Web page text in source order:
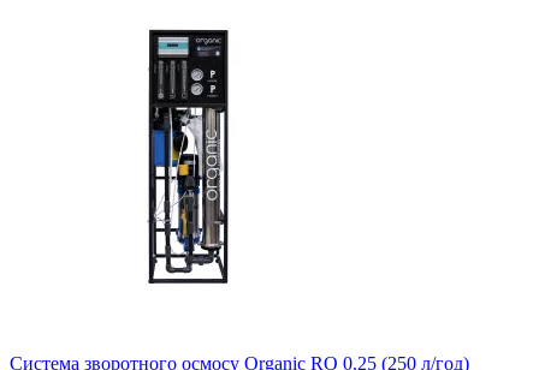
Система зворотного осмосу Organic RO 0.25 (250 л/год)